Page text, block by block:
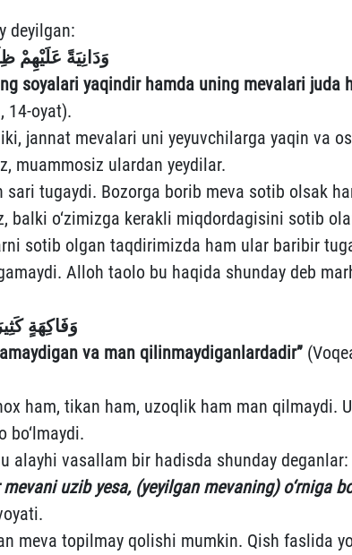
deyilgan:
وَدَانِيَةً عَلَيْهِمْ
soyalari yaqindir hamda uning mevalari juda
14-oyat).
jannat mevalari uni yeyuvchilarga yaqin va
muammosiz ulardan yeydilar.
sari tugaydi. Bozorga borib meva sotib olsak
balki o‘zimizga kerakli miqdordagisini sotib
sotib olgan taqdirimizda ham ular baribir
Alloh taolo bu haqida shunday deb
وَفَاكِهَةٍ
va man qilinmaydiganlardadir”
ham, tikan ham, uzoqlik ham man qilmaydi.
bo‘lmaydi.
alayhi vasallam bir hadisda shunday deganlar:
uzib yesa, (yeyilgan mevaning) o‘rniga
meva topilmay qolishi mumkin. Qish faslida